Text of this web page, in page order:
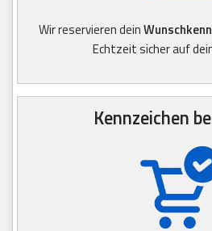
Wir reservieren dein
Echtzeit sicher auf
Kennzeichen